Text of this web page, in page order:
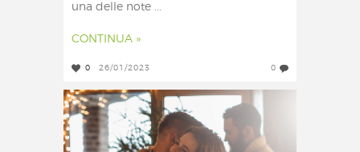
una delle note ...
CONTINUA »
0 26/01/2023 0